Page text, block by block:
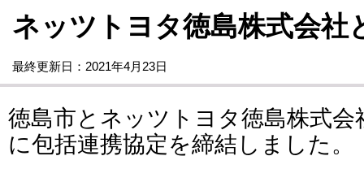
ネッツトヨタ徳島株式会社
最終更新日：2021年4月23日
徳島市とネッツトヨタ徳島株式
に包括連携協定を締結しました。